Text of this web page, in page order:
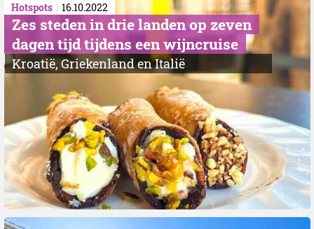
Hotspots 16.10.2022
Zes steden in drie landen op zeven
dagen tijd tijdens een wijncruise
Kroatië, Griekenland en Italië